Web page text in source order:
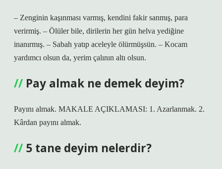
– Zenginin kaşınması varmış, kendini fakir sanmış, para
verirmiş. – Ölüler bile, dirilerin her gün helva yediğine
inanırmış. – Sabah yatıp aceleyle ölürmüşsün. – Kocam
yardımcı olsun da, yerim çalının altı olsun.
Pay almak ne demek deyim?
Payını almak. MAKALE AÇIKLAMASI: 1. Azarlanmak. 2.
Kârdan payını almak.
5 tane deyim nelerdir?